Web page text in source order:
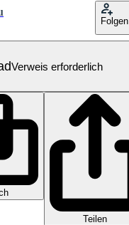
Folgen
Verweis erforderlich
Teilen